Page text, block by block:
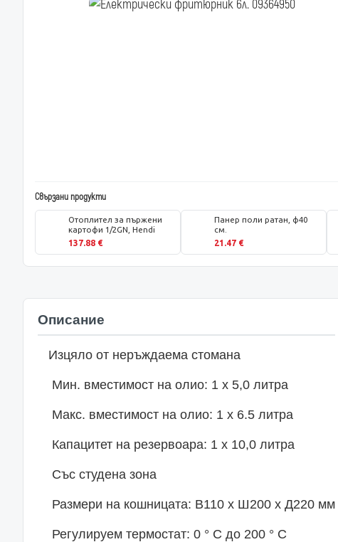
Свързани продукти
Отоплител за пържени
картофи 1/2GN, Hendi
137.88 €
Панер поли ратан, ф40
см.
21.47 €
Описание
Изцяло от неръждаема стомана
Мин. вместимост на олио: 1 х 5,0 литра
Макс. вместимост на олио: 1 х 6.5 литра
Капацитет на резервоара: 1 х 10,0 литра
Със студена зона
Размери на кошницата: В110 х Ш200 х Д220 мм
Регулируем термостат: 0 ° C до 200 ° C